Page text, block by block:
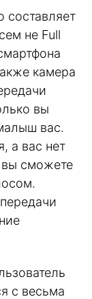
составляет
не Full
камера
вы
вас.
а вас нет
вы сможете
с весьма